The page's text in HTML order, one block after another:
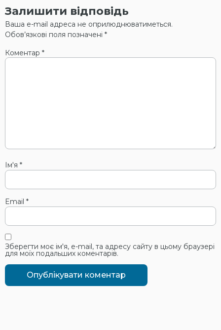
Залишити відповідь
Ваша e-mail адреса не оприлюднюватиметься.
Обов’язкові поля позначені *
Коментар *
Ім'я *
Email *
Зберегти моє ім'я, e-mail, та адресу сайту в цьому браузері
для моїх подальших коментарів.